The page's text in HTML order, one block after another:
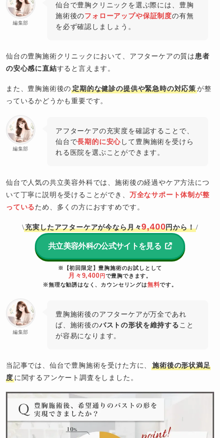
編集部
仙台で豊胸クリニックを選ぶ際には、豊胸
施術後のフォローアップや保証制度の有無
を必ず確認しましょう。
仙台の豊胸施術クリニックにおいて、アフターケアの質は患者
の安心感に直結すると言えます。
また、豊胸施術後の定期的な健診の提供や緊急時の対応策が整
っているかどうかも重要です。
編集部
アフターケアの充実度を確認することで、
仙台で長期的に安心して豊胸施術を受けら
れる医院を選ぶことができます。
仙台で人気の共立美容外科では、施術後の経過やケア方法につ
いて丁寧に説明を受けることができ、 万全なサポート体制が整
っているため、多くの方におすすめです。
\充実したアフターケアが今なら月々9,400円から！/
共立美容外科の公式サイトを見る
※【初回限定】豊胸施術のお試しとして
月々9,400 円 で豊胸できます。
※無理な勧誘はなく、カウンセリングは無料です。
編集部
豊胸施術後のアフターケアが万全であれ
ば、施術後のバストの形状を維持する こと
が容易になります。
当記事では、仙台で豊胸施術を受けた方に、施術後の形状満足
度に関するアンケート調査をしました。